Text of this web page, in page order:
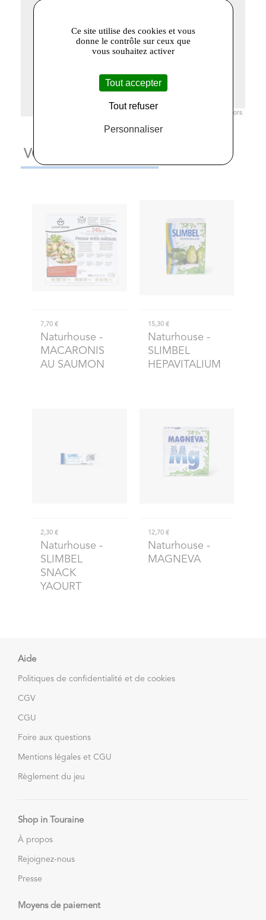
© Openstreetmap France | © contributors
VOUS AIMEREZ AUSSI
7,70 €
Naturhouse -
MACARONIS
AU SAUMON
15,30 €
Naturhouse -
SLIMBEL
HEPAVITALIUM
2,30 €
Naturhouse -
SLIMBEL
SNACK
YAOURT
12,70 €
Naturhouse -
MAGNEVA
Aide
Politiques de confidentialité et de cookies
CGV
CGU
Foire aux questions
Mentions légales et CGU
Règlement du jeu
Shop in Touraine
À propos
Rejoignez-nous
Presse
Moyens de paiement
Ce site utilise des cookies et vous
donne le contrôle sur ceux que
vous souhaitez activer
Tout accepter
Tout refuser
Personnaliser